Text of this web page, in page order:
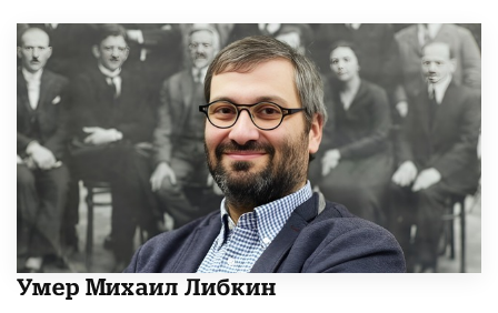
​Умер Михаил Либкин